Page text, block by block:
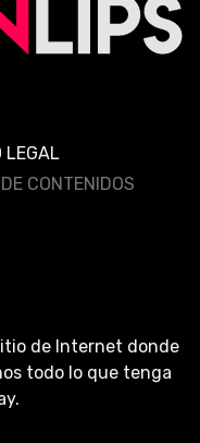
LEGAL
CONTENIDOS
de Internet donde
todo lo que tenga